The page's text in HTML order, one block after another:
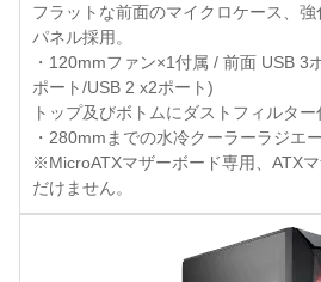
フラットな前面のマイクロケース、
パネル採用。
・120mmファン×1付属 / 前面 USB 3
ポート/USB 2 x2ポート)
トップ及びボトムにダストフィルター
・280mmまでの水冷クーラーラジエ
※MicroATXマザーボード専用、ATX
だけません。